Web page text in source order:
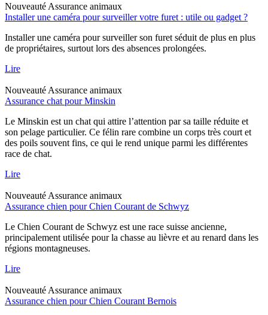
Nouveauté Assurance animaux
Installer une caméra pour surveiller votre furet : utile ou gadget ?
Installer une caméra pour surveiller son furet séduit de plus en plus
de propriétaires, surtout lors des absences prolongées.
Lire
Nouveauté Assurance animaux
Assurance chat pour Minskin
Le Minskin est un chat qui attire l’attention par sa taille réduite et
son pelage particulier. Ce félin rare combine un corps très court et
des poils souvent fins, ce qui le rend unique parmi les différentes
race de chat.
Lire
Nouveauté Assurance animaux
Assurance chien pour Chien Courant de Schwyz
Le Chien Courant de Schwyz est une race suisse ancienne,
principalement utilisée pour la chasse au lièvre et au renard dans les
régions montagneuses.
Lire
Nouveauté Assurance animaux
Assurance chien pour Chien Courant Bernois